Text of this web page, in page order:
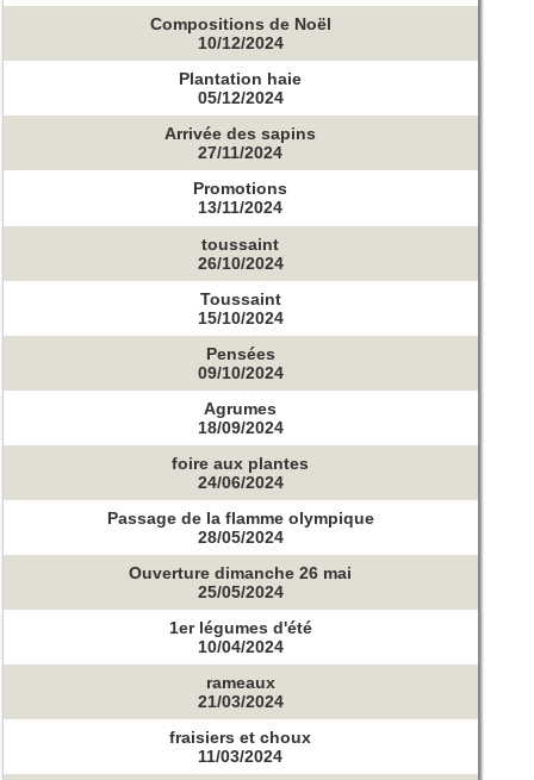
Compositions de Noël
10/12/2024
Plantation haie
05/12/2024
Arrivée des sapins
27/11/2024
Promotions
13/11/2024
toussaint
26/10/2024
Toussaint
15/10/2024
Pensées
09/10/2024
Agrumes
18/09/2024
foire aux plantes
24/06/2024
Passage de la flamme olympique
28/05/2024
Ouverture dimanche 26 mai
25/05/2024
1er légumes d'été
10/04/2024
rameaux
21/03/2024
fraisiers et choux
11/03/2024